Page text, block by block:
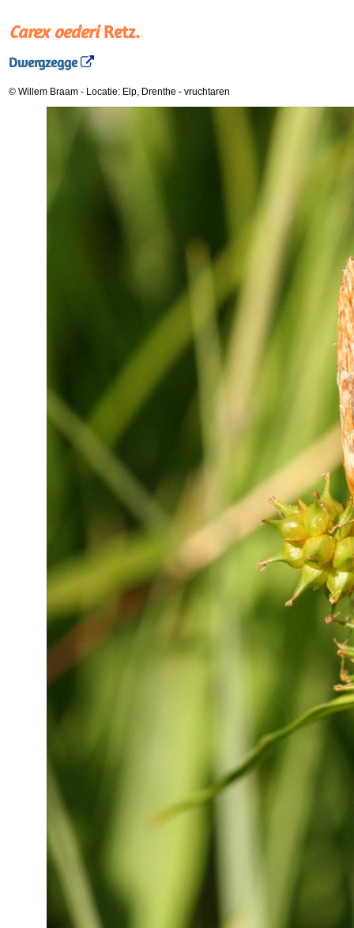
Carex oederiRetz.
Dwergzegge
© Willem Braam - Locatie: Elp, Drenthe - vruchtaren